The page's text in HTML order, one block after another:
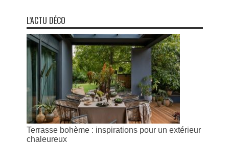
L’ACTU DÉCO
Terrasse bohème : inspirations pour un extérieur
chaleureux